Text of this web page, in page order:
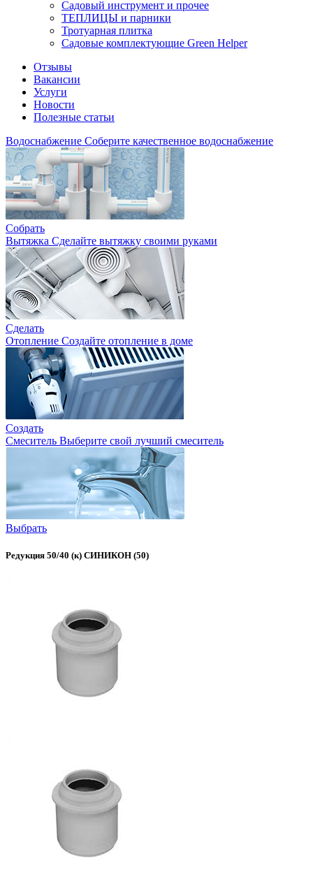
Садовый инструмент и прочее
ТЕПЛИЦЫ и парники
Тротуарная плитка
Садовые комплектующие Green Helper
Отзывы
Вакансии
Услуги
Новости
Полезные статьи
Водоснабжение Соберите качественное водоснабжение
Собрать
Вытяжка Сделайте вытяжку своими руками
Сделать
Отопление Создайте отопление в доме
Создать
Смеситель Выберите свой лучший смеситель
Выбрать
Редукция 50/40 (к) СИНИКОН (50)